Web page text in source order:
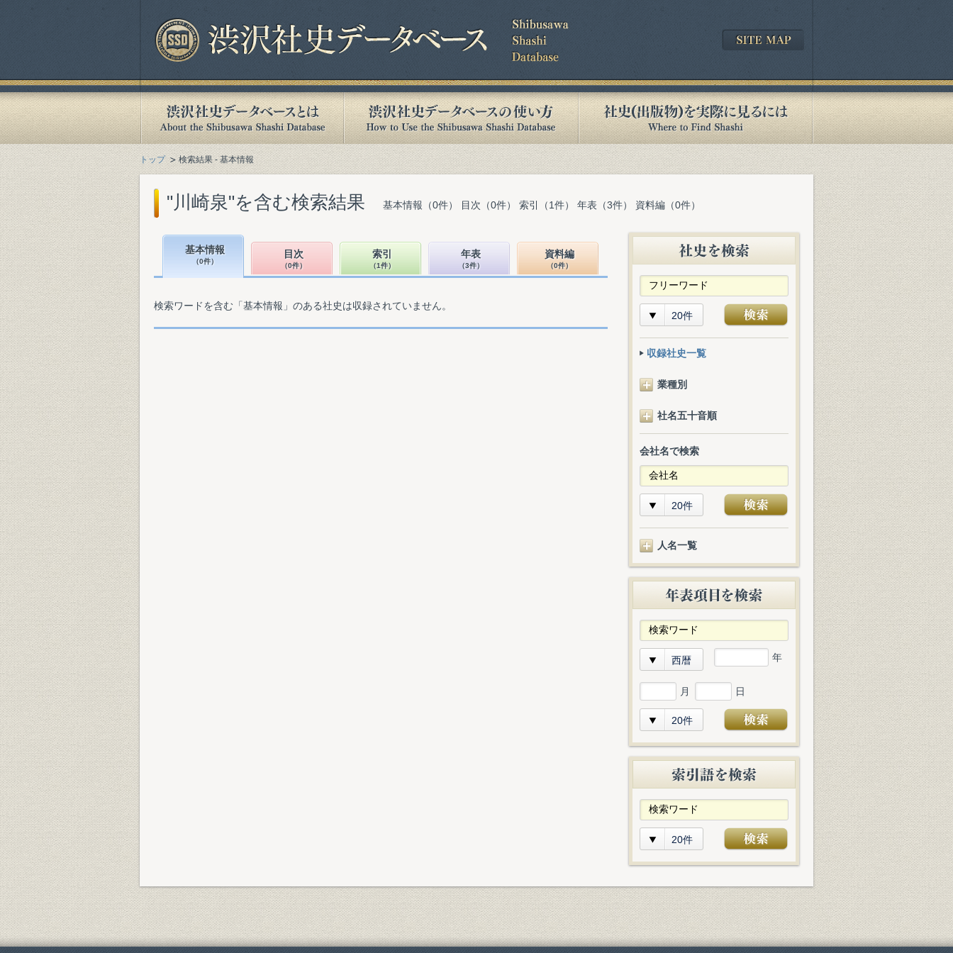
トップ 検索結果 - 基本情報
"川崎泉"を含む検索結果 基本情報（0件） 目次（0件） 索引（1件） 年表（3件） 資料編（0件）
基本情報
（0件）
目次
（0件）
索引
（1件）
年表
（3件）
資料編
（0件）
検索ワードを含む「基本情報」のある社史は収録されていません。
20件
収録社史一覧
業種別
社名五十音順
会社名で検索
20件
人名一覧
西暦 年
月 日
20件
20件